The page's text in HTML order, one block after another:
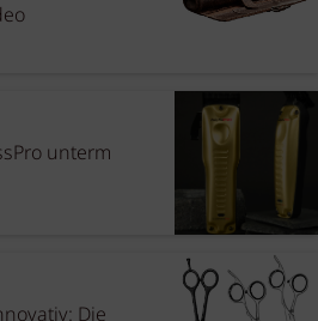
unterm